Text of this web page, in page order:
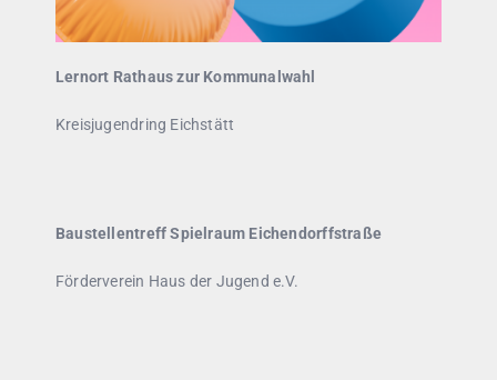
Lernort Rathaus zur Kommunalwahl
Kreisjugendring Eichstätt
Baustellentreff Spielraum Eichendorffstraße
Förderverein Haus der Jugend e.V.